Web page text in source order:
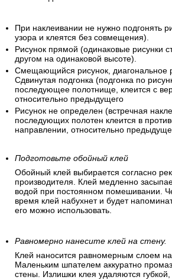
При наклеивании не нужно подгонять
узора и клеятся без совмещения).
Рисунок прямой (одинаковые рисунки
другом на одинаковой высоте).
Смещающийся рисунок, диагональное
Сдвинутая подгонка (подгонка по
последующее полотнище, клеится с
относительно предыдущего
Рисунок не определен (встречная
последующих полотен клеится в
направлении, относительно
Подготовьте обойный клей
Обойный клей выбирается согласно
производителя. Клей медленно
водой при постоянном помешивании.
время клей набухнет и будет
его можно использовать.
Равномерно нанесите клей на стену.
Клей наносится равномерным слоем на
Маленьким шпателем аккуратно
стены. Излишки клея удаляются